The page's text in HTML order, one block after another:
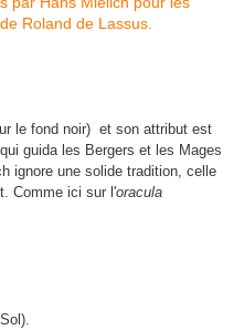
le fond noir) et son attribut est
guida les Bergers et les Mages
ignore une solide tradition, celle
Comme ici sur l'oracula